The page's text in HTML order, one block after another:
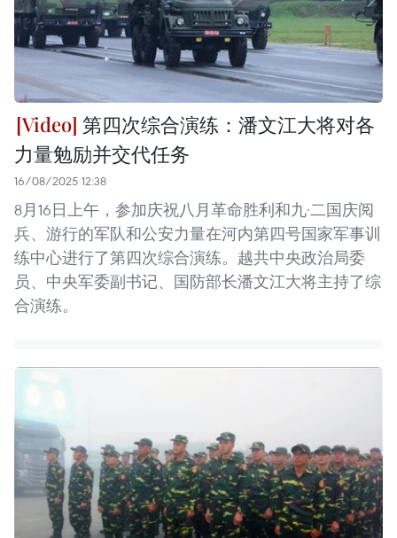
第四次综合演练：潘文江大将对各
力量勉励并交代任务
16/08/2025 12:38
8月16日上午，参加庆祝八月革命胜利和九·二国庆阅
兵、游行的军队和公安力量在河内第四号国家军事训
练中心进行了第四次综合演练。越共中央政治局委
员、中央军委副书记、国防部长潘文江大将主持了综
合演练。